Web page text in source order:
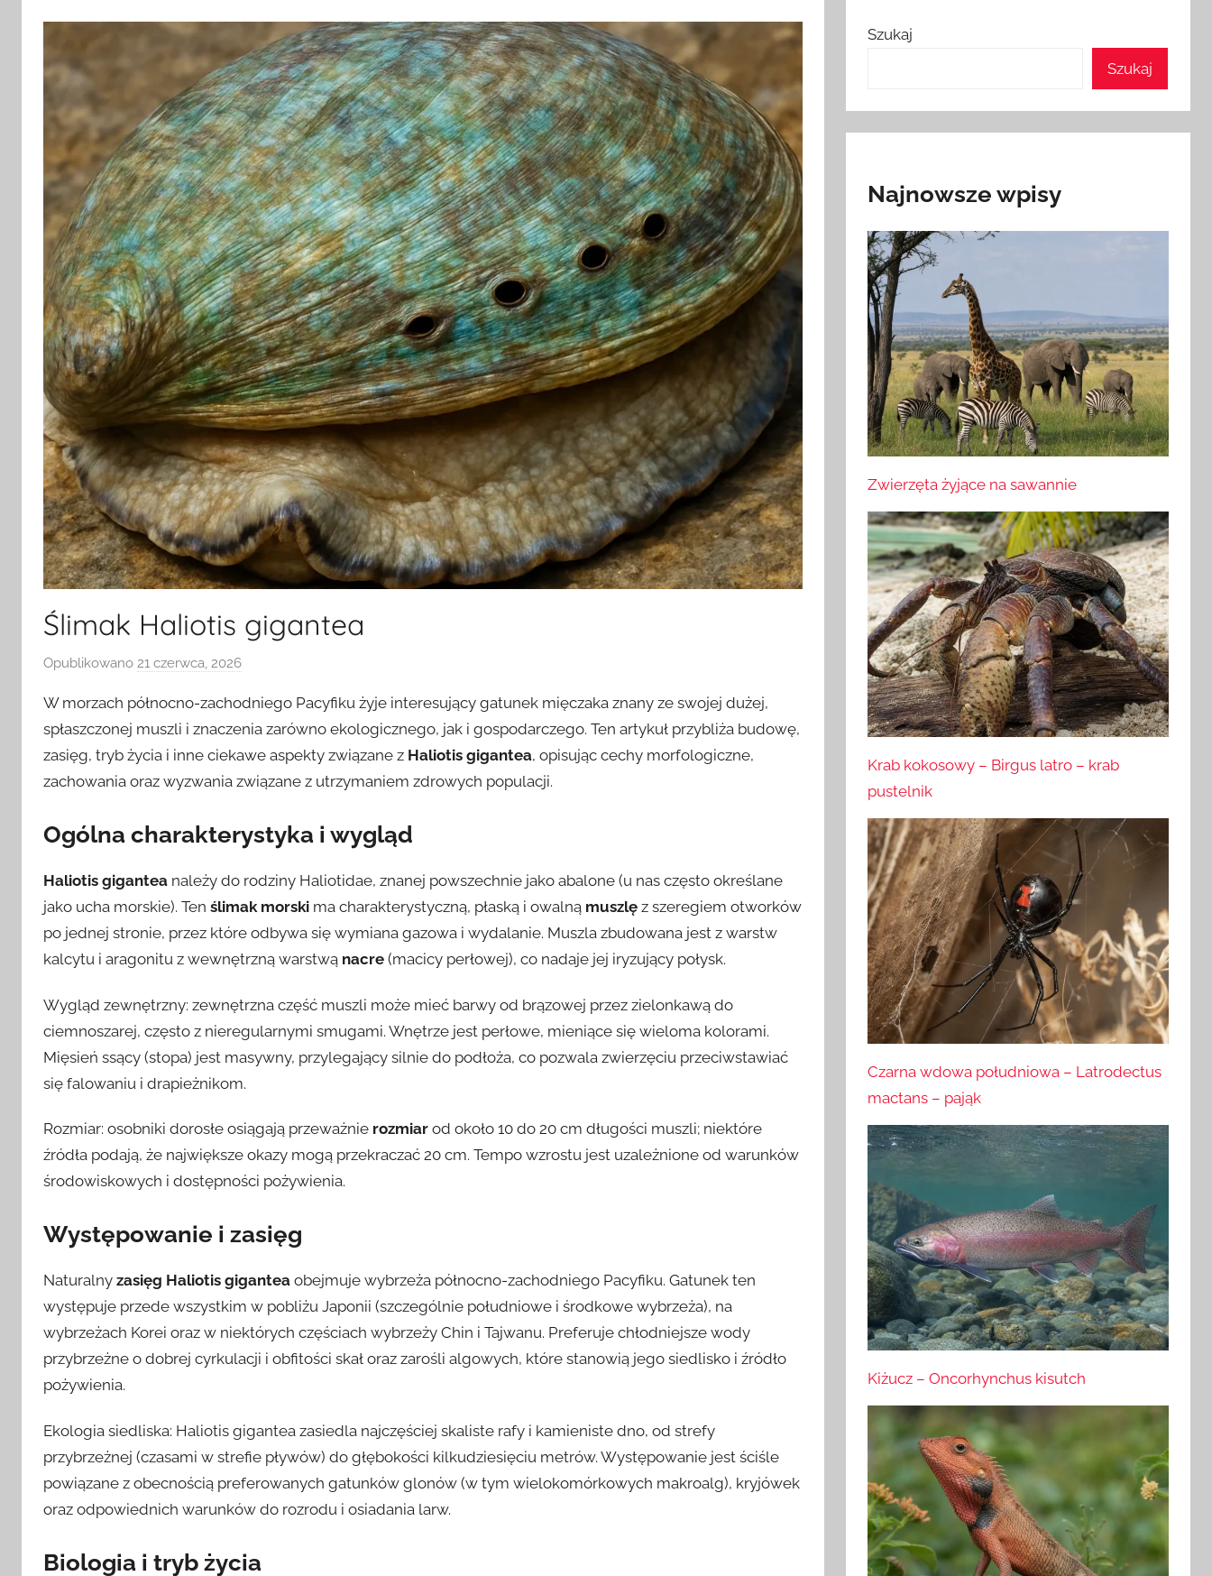
Ślimak Haliotis gigantea
Opublikowano 21 czerwca, 2026
z
e
z
W morzach północno-zachodniego Pacyfiku żyje interesujący gatunek mięczaka znany ze swojej dużej,
spłaszczonej muszli i znaczenia zarówno ekologicznego, jak i gospodarczego. Ten artykuł przybliża budowę,
zasięg, tryb życia i inne ciekawe aspekty związane z Haliotis gigantea, opisując cechy morfologiczne,
zachowania oraz wyzwania związane z utrzymaniem zdrowych populacji.
Ogólna charakterystyka i wygląd
Haliotis gigantea należy do rodziny Haliotidae, znanej powszechnie jako abalone (u nas często określane
jako ucha morskie). Ten ślimak morski ma charakterystyczną, płaską i owalną muszlę z szeregiem otworków
po jednej stronie, przez które odbywa się wymiana gazowa i wydalanie. Muszla zbudowana jest z warstw
kalcytu i aragonitu z wewnętrzną warstwą nacre (macicy perłowej), co nadaje jej iryzujący połysk.
Wygląd zewnętrzny: zewnętrzna część muszli może mieć barwy od brązowej przez zielonkawą do
ciemnoszarej, często z nieregularnymi smugami. Wnętrze jest perłowe, mieniące się wieloma kolorami.
Mięsień ssący (stopa) jest masywny, przylegający silnie do podłoża, co pozwala zwierzęciu przeciwstawiać
się falowaniu i drapieżnikom.
Rozmiar: osobniki dorosłe osiągają przeważnie rozmiar od około 10 do 20 cm długości muszli; niektóre
źródła podają, że największe okazy mogą przekraczać 20 cm. Tempo wzrostu jest uzależnione od warunków
środowiskowych i dostępności pożywienia.
Występowanie i zasięg
Naturalny zasięg Haliotis gigantea obejmuje wybrzeża północno-zachodniego Pacyfiku. Gatunek ten
występuje przede wszystkim w pobliżu Japonii (szczególnie południowe i środkowe wybrzeża), na
wybrzeżach Korei oraz w niektórych częściach wybrzeży Chin i Tajwanu. Preferuje chłodniejsze wody
przybrzeżne o dobrej cyrkulacji i obfitości skał oraz zarośli algowych, które stanowią jego siedlisko i źródło
pożywienia.
Ekologia siedliska: Haliotis gigantea zasiedla najczęściej skaliste rafy i kamieniste dno, od strefy
przybrzeżnej (czasami w strefie pływów) do głębokości kilkudziesięciu metrów. Występowanie jest ściśle
powiązane z obecnością preferowanych gatunków glonów (w tym wielokomórkowych makroalg), kryjówek
oraz odpowiednich warunków do rozrodu i osiadania larw.
Biologia i tryb życia
Szukaj
Szukaj
Najnowsze wpisy
Zwierzęta żyjące na sawannie
Krab kokosowy – Birgus latro – krab
pustelnik
Czarna wdowa południowa – Latrodectus
mactans – pająk
Kiżucz – Oncorhynchus kisutch